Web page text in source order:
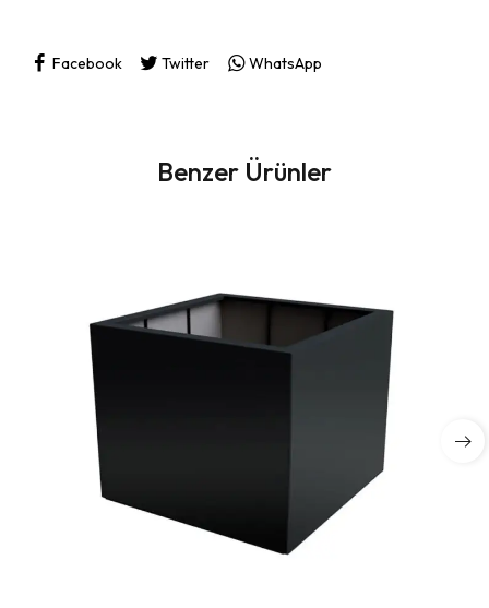
Facebook Twitter WhatsApp
Benzer Ürünler